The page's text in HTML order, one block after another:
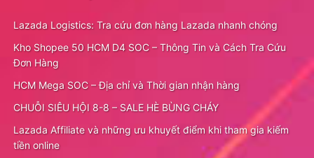
Lazada Logistics: Tra cứu đơn hàng Lazada nhanh chóng
Kho Shopee 50 HCM D4 SOC – Thông Tin và Cách Tra Cứu
Đơn Hàng
HCM Mega SOC – Địa chỉ và Thời gian nhận hàng
CHUỖI SIÊU HỘI 8-8 – SALE HÈ BÙNG CHÁY
Lazada Affiliate và những ưu khuyết điểm khi tham gia kiếm
tiền online